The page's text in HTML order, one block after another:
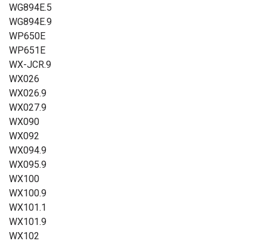
WG894E.5
WG894E.9
WP650E
WP651E
WX-JCR.9
WX026
WX026.9
WX027.9
WX090
WX092
WX094.9
WX095.9
WX100
WX100.9
WX101.1
WX101.9
WX102